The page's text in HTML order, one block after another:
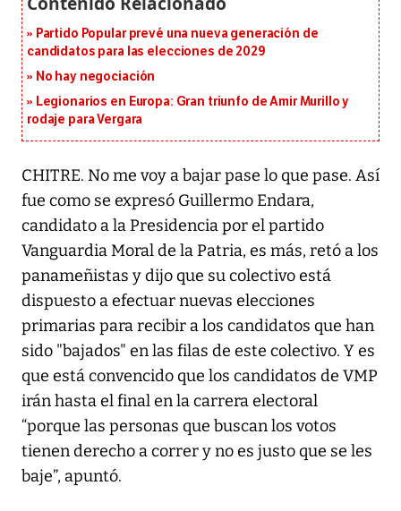
Partido Popular prevé una nueva generación de
candidatos para las elecciones de 2029
No hay negociación
Legionarios en Europa: Gran triunfo de Amir Murillo y
rodaje para Vergara
CHITRE. No me voy a bajar pase lo que pase. Así
fue como se expresó Guillermo Endara,
candidato a la Presidencia por el partido
Vanguardia Moral de la Patria, es más, retó a los
panameñistas y dijo que su colectivo está
dispuesto a efectuar nuevas elecciones
primarias para recibir a los candidatos que han
sido "bajados" en las filas de este colectivo. Y es
que está convencido que los candidatos de VMP
irán hasta el final en la carrera electoral
“porque las personas que buscan los votos
tienen derecho a correr y no es justo que se les
baje”, apuntó.